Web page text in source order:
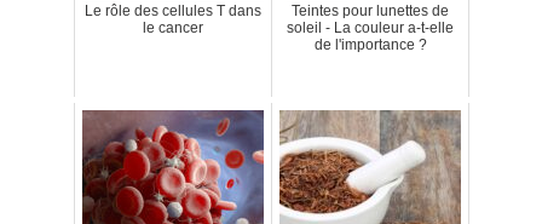
Le rôle des cellules T dans
le cancer
Teintes pour lunettes de
soleil - La couleur a-t-elle
de l'importance ?